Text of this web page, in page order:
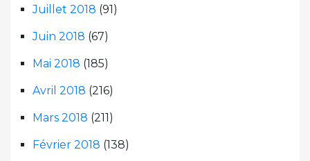
Juillet 2018 (91)
Juin 2018 (67)
Mai 2018 (185)
Avril 2018 (216)
Mars 2018 (211)
Février 2018 (138)